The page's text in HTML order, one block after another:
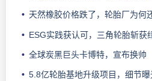
天然橡胶价格跌了，轮胎厂为何
ESG实践获认可，三角轮胎斩获
全球炭黑巨头卡博特，宣布换帅
5.8亿轮胎基地升级项目，细节曝